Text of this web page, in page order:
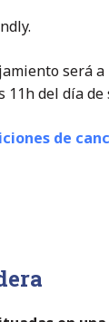
será
11h del día de
de